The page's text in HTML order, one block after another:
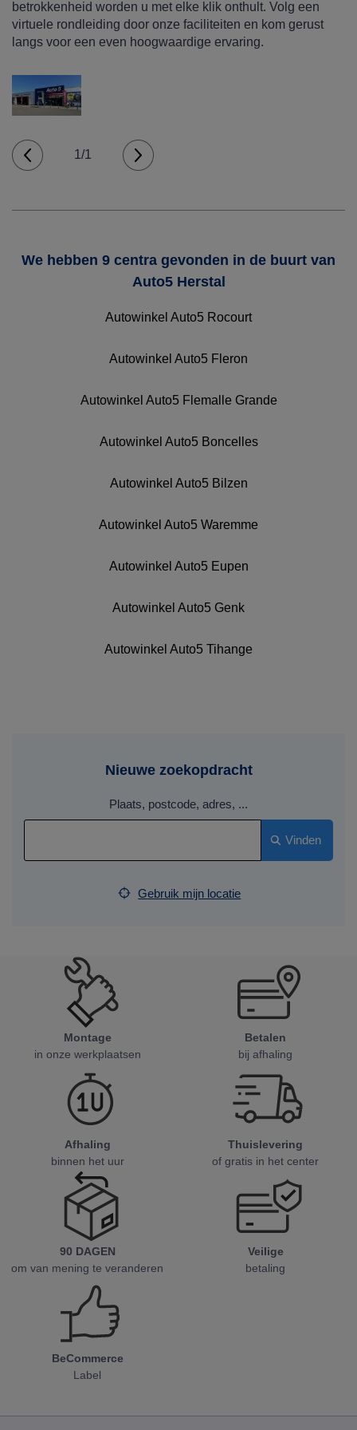
betrokkenheid worden u met elke klik onthult. Volg een
virtuele rondleiding door onze faciliteiten en kom gerust
langs voor een even hoogwaardige ervaring.
1/1
We hebben 9 centra gevonden in de buurt van
Auto5 Herstal
Autowinkel Auto5 Rocourt
Autowinkel Auto5 Fleron
Autowinkel Auto5 Flemalle Grande
Autowinkel Auto5 Boncelles
Autowinkel Auto5 Bilzen
Autowinkel Auto5 Waremme
Autowinkel Auto5 Eupen
Autowinkel Auto5 Genk
Autowinkel Auto5 Tihange
Nieuwe zoekopdracht
Plaats, postcode, adres, ...
Vinden
Gebruik mijn locatie
Montage
in onze werkplaatsen
Betalen
bij afhaling
Afhaling
binnen het uur
Thuislevering
of gratis in het center
90 DAGEN
om van mening te veranderen
Veilige
betaling
BeCommerce
Label